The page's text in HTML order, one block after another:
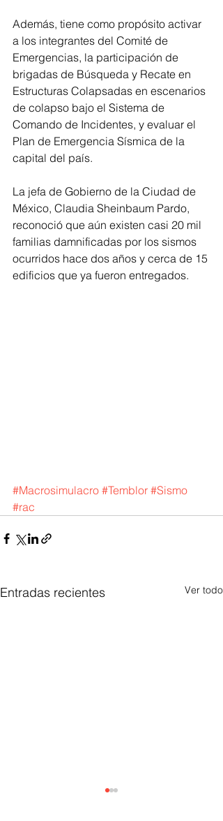
Además, tiene como propósito activar
a los integrantes del Comité de
Emergencias, la participación de
brigadas de Búsqueda y Recate en
Estructuras Colapsadas en escenarios
de colapso bajo el Sistema de
Comando de Incidentes, y evaluar el
Plan de Emergencia Sísmica de la
capital del país.
La jefa de Gobierno de la Ciudad de
México, Claudia Sheinbaum Pardo,
reconoció que aún existen casi 20 mil
familias damnificadas por los sismos
ocurridos hace dos años y cerca de 15
edificios que ya fueron entregados.
#Macrosimulacro #Temblor #Sismo
#rac
Entradas recientes Ver todo